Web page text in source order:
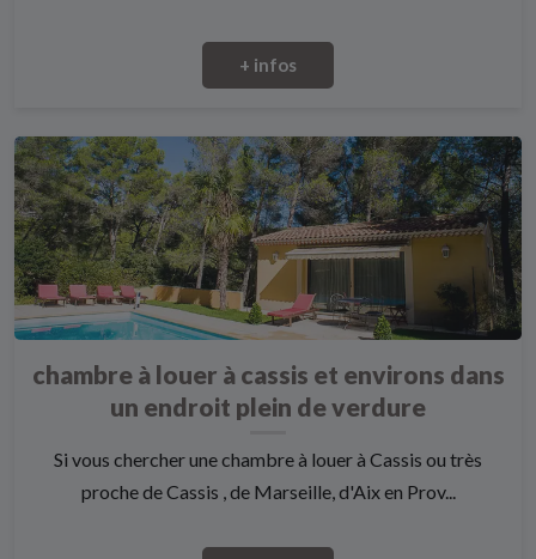
+ infos
chambre à louer à cassis et environs dans
un endroit plein de verdure
Si vous chercher une chambre à louer à Cassis ou très
proche de Cassis , de Marseille, d'Aix en Prov...